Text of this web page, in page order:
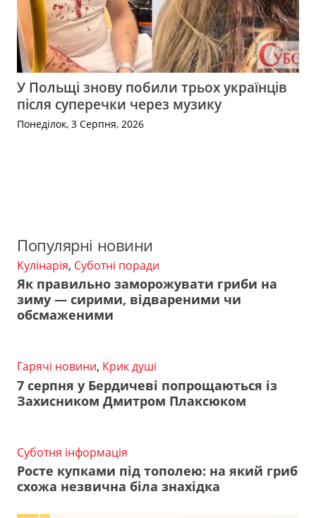
У Польщі знову побили трьох українців
після суперечки через музику
Понеділок, 3 Серпня, 2026
Популярні новини
Кулінарія, Суботні поради
Як правильно заморожувати гриби на
зиму — сирими, відвареними чи
обсмаженими
Гарячі новини, Крик душі
7 серпня у Бердичеві попрощаються із
Захисником Дмитром Плаксюком
Суботня інформація
Росте купками під тополею: на який гриб
схожа незвична біла знахідка